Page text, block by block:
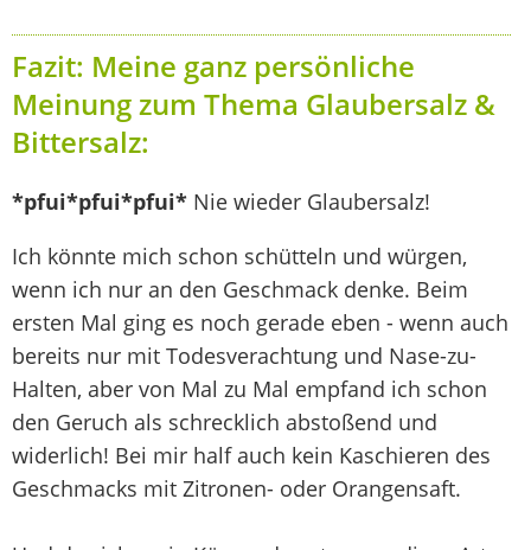
Fazit: Meine ganz persönliche
Meinung zum Thema Glaubersalz &
Bittersalz:
*pfui*pfui*pfui* Nie wieder Glaubersalz!
Ich könnte mich schon schütteln und würgen,
wenn ich nur an den Geschmack denke. Beim
ersten Mal ging es noch gerade eben - wenn auch
bereits nur mit Todesverachtung und Nase-zu-
Halten, aber von Mal zu Mal empfand ich schon
den Geruch als schrecklich abstoßend und
widerlich! Bei mir half auch kein Kaschieren des
Geschmacks mit Zitronen- oder Orangensaft.